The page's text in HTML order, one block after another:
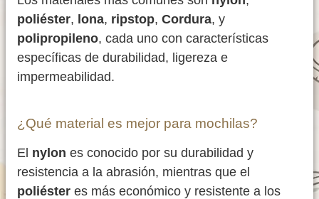
poliéster, lona, ripstop, Cordura, y
polipropileno, cada uno con características
específicas de durabilidad, ligereza e
impermeabilidad.
¿Qué material es mejor para mochilas?
El nylon es conocido por su durabilidad y
resistencia a la abrasión, mientras que el
poliéster es más económico y resistente a los